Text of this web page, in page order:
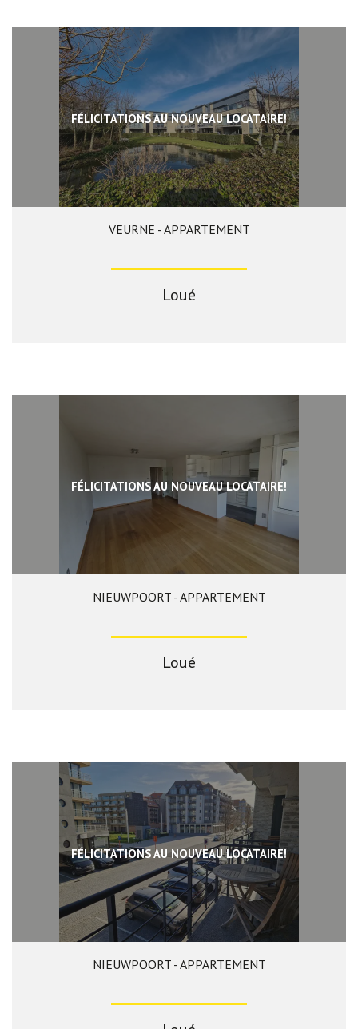
FÉLICITATIONS AU NOUVEAU LOCATAIRE!
77 m² 2 1
VEURNE - APPARTEMENT
Loué
FÉLICITATIONS AU NOUVEAU LOCATAIRE!
2 1
NIEUWPOORT - APPARTEMENT
Loué
FÉLICITATIONS AU NOUVEAU LOCATAIRE!
2 1
NIEUWPOORT - APPARTEMENT